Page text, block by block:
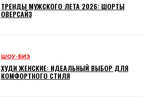
ТРЕНДЫ МУЖСКОГО ЛЕТА 2026: ШОРТЫ
ОВЕРСАЙЗ
ШОУ-БИЗ
ХУДИ ЖЕНСКИЕ: ИДЕАЛЬНЫЙ ВЫБОР ДЛЯ
КОМФОРТНОГО СТИЛЯ